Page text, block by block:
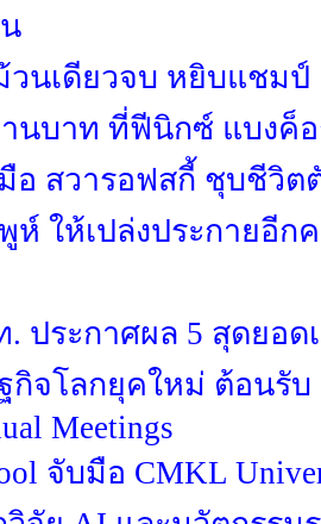
วนเดียวจบ หยิบแชมป์
านบาท ที่ฟีนิกซ์ แบงค็
อ สวารอฟสกี้ ชุบชีวิต
ห์ ให้เปล่งประกายอีก
. ประกาศผล 5 สุดยอด
กิจโลกยุคใหม่ ต้อนรับ
Meetings
จับมือ CMKL